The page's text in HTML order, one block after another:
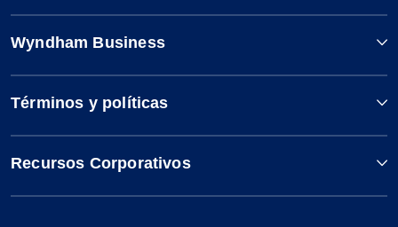
Wyndham Business
Términos y políticas
Recursos Corporativos